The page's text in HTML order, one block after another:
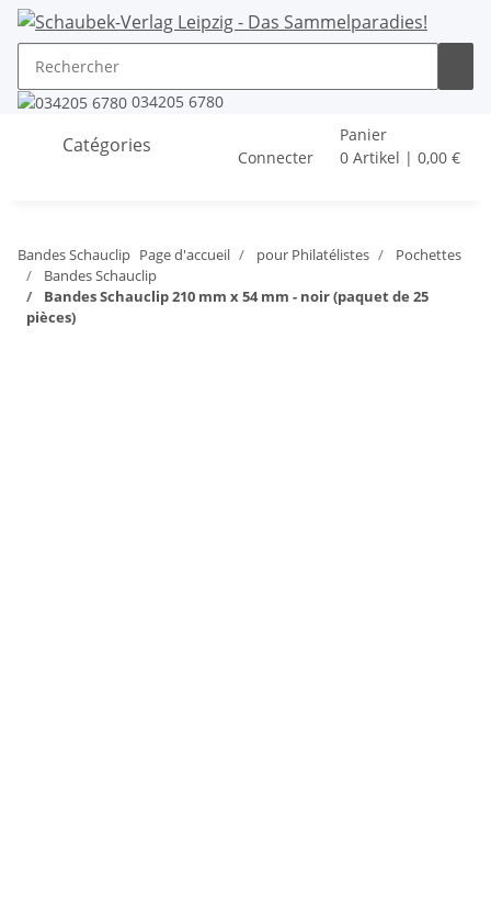
034205 6780
Catégories
Connecter
Panier
0 Artikel | 0,00 €
Bandes Schauclip Page d'accueil pour Philatélistes
Pochettes
Bandes Schauclip
Bandes Schauclip 210 mm x 54 mm - noir (paquet de 25
pièces)